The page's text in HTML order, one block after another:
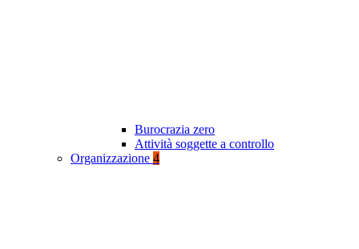
Burocrazia zero
Attività soggette a controllo
Organizzazione 4